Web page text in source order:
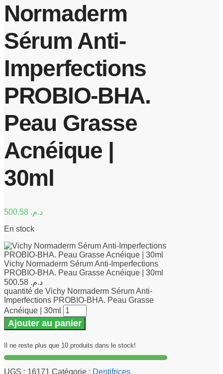
Normaderm
Sérum Anti-
Imperfections
PROBIO-BHA.
Peau Grasse
Acnéique |
30ml
د.م.
En stock
Vichy Normaderm Sérum Anti-Imperfections
PROBIO-BHA. Peau Grasse Acnéique | 30ml
د.م.
quantité de Vichy Normaderm Sérum Anti-
Imperfections PROBIO-BHA. Peau Grasse
Acnéique | 30ml
Ajouter au panier
Il ne reste plus que 10 produits dans le stock!
UGS : 16171 Catégorie : Dentifrices